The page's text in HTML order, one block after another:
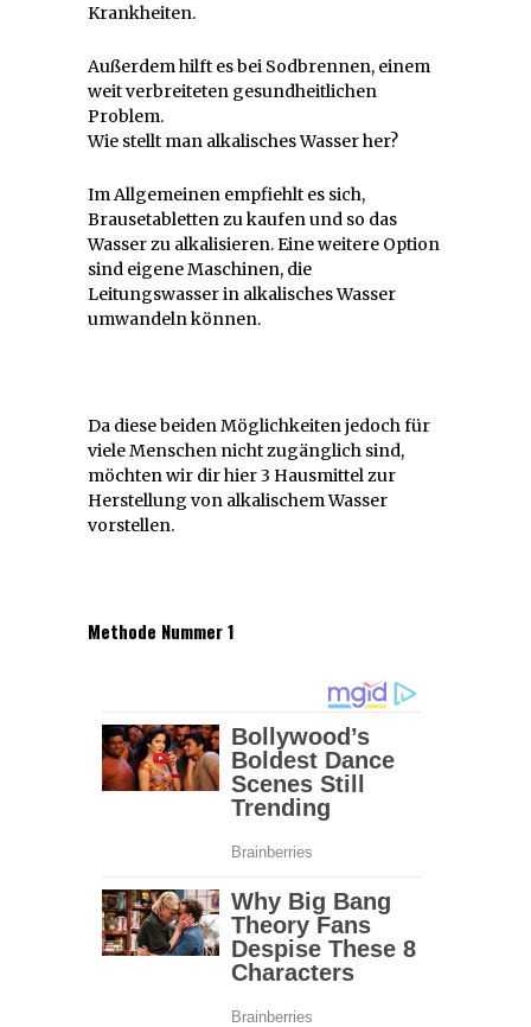
Krankheiten.
Außerdem hilft es bei Sodbrennen, einem
weit verbreiteten gesundheitlichen
Problem.
Wie stellt man alkalisches Wasser her?
Im Allgemeinen empfiehlt es sich,
Brausetabletten zu kaufen und so das
Wasser zu alkalisieren. Eine weitere Option
sind eigene Maschinen, die
Leitungswasser in alkalisches Wasser
umwandeln können.
Da diese beiden Möglichkeiten jedoch für
viele Menschen nicht zugänglich sind,
möchten wir dir hier 3 Hausmittel zur
Herstellung von alkalischem Wasser
vorstellen.
Methode Nummer 1